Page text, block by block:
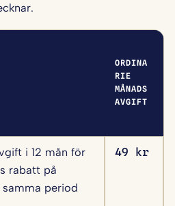
ORDINA
RIE
MÅNADS
AVGIFT
i 12 mån för
rabatt på
period
49 kr